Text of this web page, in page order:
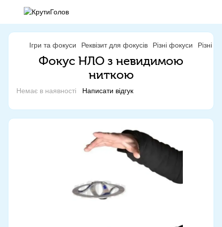
Ігри та фокуси Реквізит для фокусів Різні фокуси Різні
Фокус НЛО з невидимою
ниткою
Немає в наявності Написати відгук